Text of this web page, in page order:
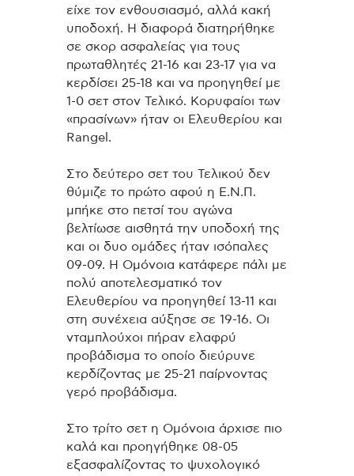
είχε τον ενθουσιασμό, αλλά κακή
υποδοχή. Η διαφορά διατηρήθηκε
σε σκορ ασφαλείας για τους
πρωταθλητές 21-16 και 23-17 για να
κερδίσει 25-18 και να προηγηθεί με
1-0 σετ στον Τελικό. Κορυφαίοι των
«πρασίνων» ήταν οι Ελευθερίου και
Rangel.
Στο δεύτερο σετ του Τελικού δεν
θύμιζε το πρώτο αφού η Ε.Ν.Π.
μπήκε στο πετσί του αγώνα
βελτίωσε αισθητά την υποδοχή της
και οι δυο ομάδες ήταν ισόπαλες
09-09. Η Ομόνοια κατάφερε πάλι με
πολύ αποτελεσματικό τον
Ελευθερίου να προηγηθεί 13-11 και
στη συνέχεια αύξησε σε 19-16. Οι
νταμπλούχοι πήραν ελαφρύ
προβάδισμα το οποίο διεύρυνε
κερδίζοντας με 25-21 παίρνοντας
γερό προβάδισμα.
Στο τρίτο σετ η Ομόνοια άρχισε πιο
καλά και προηγήθηκε 08-05
εξασφαλίζοντας το ψυχολογικό